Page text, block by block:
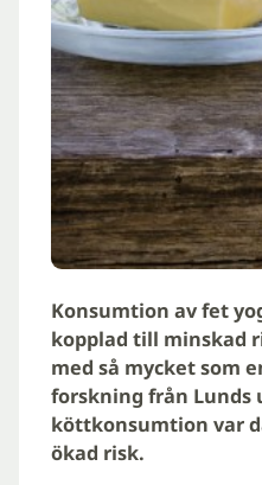
Konsumtion av fet
kopplad till minskad
med så mycket som
forskning från Lunds
köttkonsumtion var
ökad risk.